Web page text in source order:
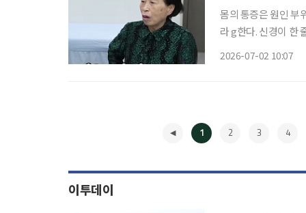
몸의 통증은 원인 부
라 g한다. 신경이 한
2026-07-02 10:07
1 2 3 4
이투데이